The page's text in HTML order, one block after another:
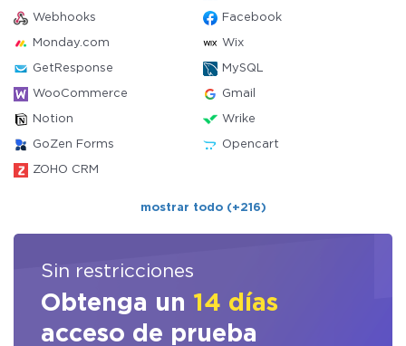
Webhooks Facebook
Monday.com Wix
GetResponse MySQL
WooCommerce Gmail
Notion Wrike
GoZen Forms Opencart
ZOHO CRM
mostrar todo (+216)
Sin restricciones
Obtenga un 14 días
acceso de prueba